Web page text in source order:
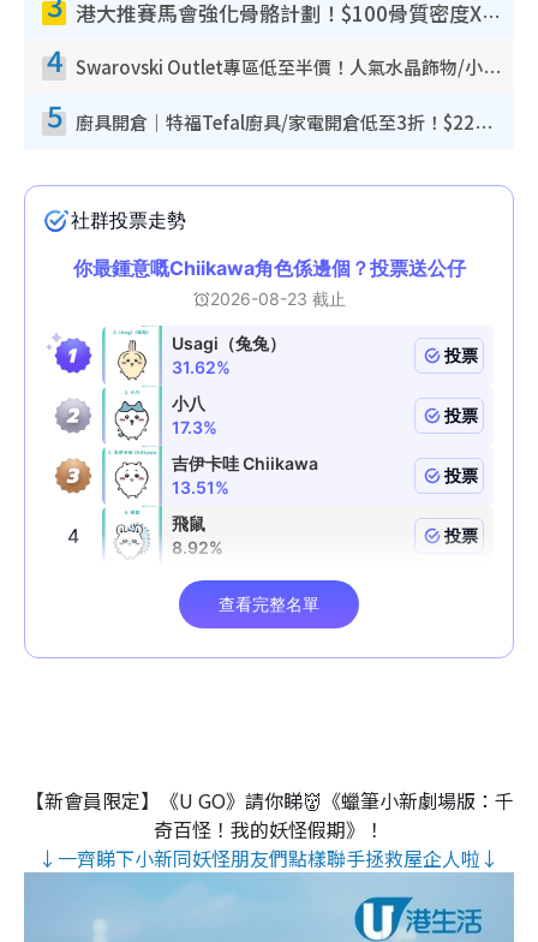
港大推賽馬會強化骨骼計劃！$100骨質密度X光檢查 完成免費運動訓練送超市禮券！附參加資格
4 Swarovski Outlet專區低至半價！人氣水晶飾物/小擺設$138起！迪士尼款/水晶高跟鞋都有平
5 廚具開倉｜特福Tefal廚具/家電開倉低至3折！$220起買平底鍋/炒鑊/湯煲！電飯煲/吸塵機/燙斗$418起
【新會員限定】《U GO》請你睇👹《蠟筆小新劇場版：千
奇百怪！我的妖怪假期》！
↓一齊睇下小新同妖怪朋友們點樣聯手拯救屋企人啦↓